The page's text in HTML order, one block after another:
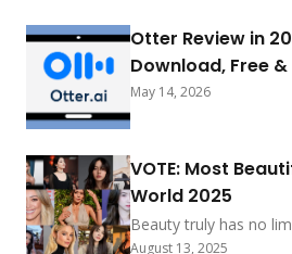
Otter Review in
Download, Free &
May 14, 2026
VOTE: Most
World 2025
Beauty truly has no
buzzing with
August 13, 2025